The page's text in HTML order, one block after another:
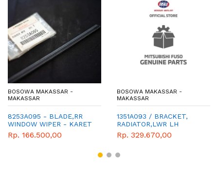
BOSOWA MAKASSAR -
MAKASSAR
8253A095 - BLADE,RR
WINDOW WIPER - KARET
WIPER BELAKANG -
GENUINE SPAREPART
Rp. 166.500,00
BOSOWA MAKASSAR -
MAKASSAR
1351A093 / BRACKET,
RADIATOR,LWR LH
Rp. 329.670,00